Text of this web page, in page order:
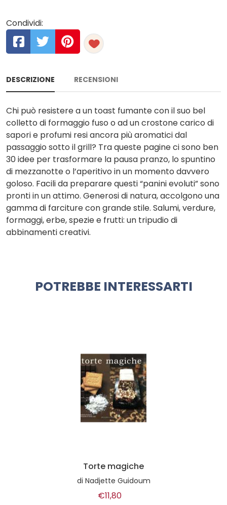
Condividi:
DESCRIZIONE RECENSIONI
Chi può resistere a un toast fumante con il suo bel
colletto di formaggio fuso o ad un crostone carico di
sapori e profumi resi ancora più aromatici dal
passaggio sotto il grill? Tra queste pagine ci sono ben
30 idee per trasformare la pausa pranzo, lo spuntino
di mezzanotte o l’aperitivo in un momento davvero
goloso. Facili da preparare questi “panini evoluti” sono
pronti in un attimo. Generosi di natura, accolgono una
gamma di farciture con grande stile. Salumi, verdure,
formaggi, erbe, spezie e frutti: un tripudio di
abbinamenti creativi.
POTREBBE INTERESSARTI
Torte magiche
di Nadjette Guidoum
€11,80